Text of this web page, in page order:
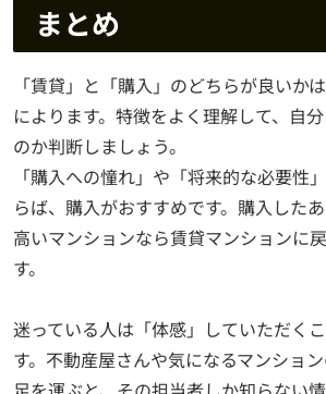
まとめ
「賃貸」と「購入」のどちらが良いか
によります。特徴をよく理解して、自
のか判断しましょう。
「購入への憧れ」や「将来的な必要性
らば、購入がおすすめです。購入した
高いマンションなら賃貸マンションに
す。
迷っている人は「体感」していただく
す。不動産屋さんや気になるマンショ